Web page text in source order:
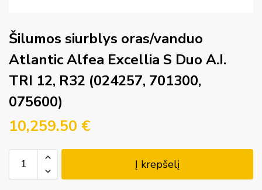
Šilumos siurblys oras/vanduo
Atlantic Alfea Excellia S Duo A.I.
TRI 12, R32 (024257, 701300,
075600)
10,259.50 €
Į krepšelį